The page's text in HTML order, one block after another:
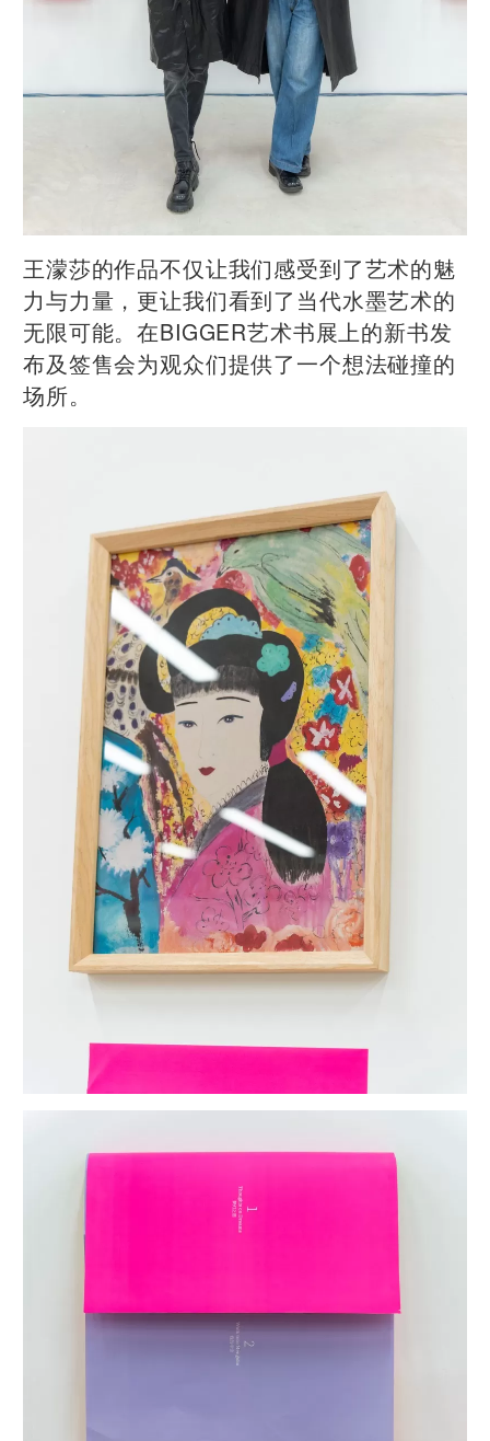
王濛莎的作品不仅让我们感受到了艺术的魅
力与力量，更让我们看到了当代水墨艺术的
无限可能。在BIGGER艺术书展上的新书发
布及签售会为观众们提供了一个想法碰撞的
场所。